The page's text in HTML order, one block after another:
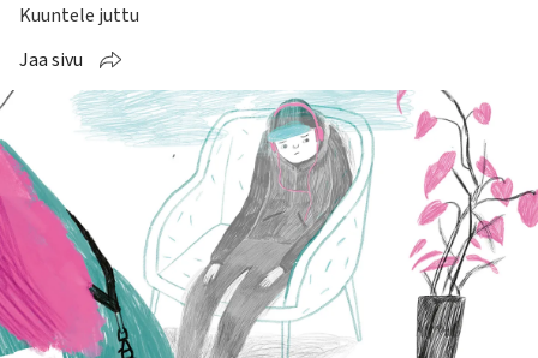
Kuuntele juttu
Jaa sivu